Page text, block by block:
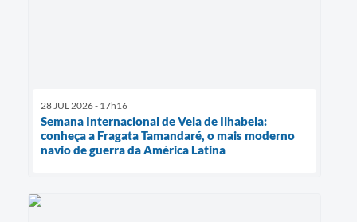
28 JUL 2026 - 17h16
Semana Internacional de Vela de Ilhabela:
conheça a Fragata Tamandaré, o mais moderno
navio de guerra da América Latina